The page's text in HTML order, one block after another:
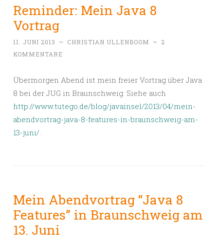
Reminder: Mein Java 8
Vortrag
11. JUNI 2013 ~ CHRISTIAN ULLENBOOM ~
2
KOMMENTARE
Übermorgen Abend ist mein freier Vortrag über Java
8 bei der JUG in Braunschweig. Siehe auch
http://www.tutego.de/blog/javainsel/2013/04/mein-
abendvortrag-java-8-features-in-braunschweig-am-
13-juni/.
Mein Abendvortrag “Java 8
Features” in Braunschweig am
13. Juni